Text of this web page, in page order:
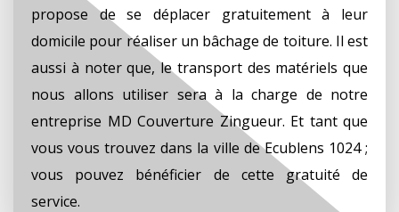
propose de se déplacer gratuitement à leur
domicile pour réaliser un bâchage de toiture. Il est
aussi à noter que, le transport des matériels que
nous allons utiliser sera à la charge de notre
entreprise MD Couverture Zingueur. Et tant que
vous vous trouvez dans la ville de Ecublens 1024 ;
vous pouvez bénéficier de cette gratuité de
service.